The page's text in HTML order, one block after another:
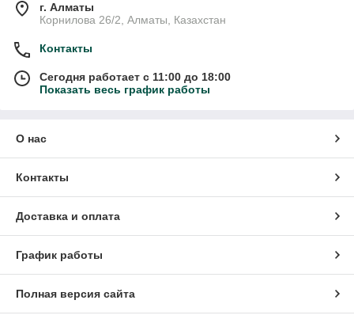
г. Алматы
Корнилова 26/2, Алматы, Казахстан
Контакты
Сегодня работает с 11:00 до 18:00
Показать весь график работы
О нас
Контакты
Доставка и оплата
График работы
Полная версия сайта